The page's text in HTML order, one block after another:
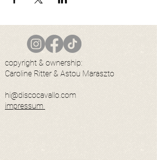
copyright & ownership:
Caroline Ritter & Astou Maraszto
hi@discocavallo.com
impressum